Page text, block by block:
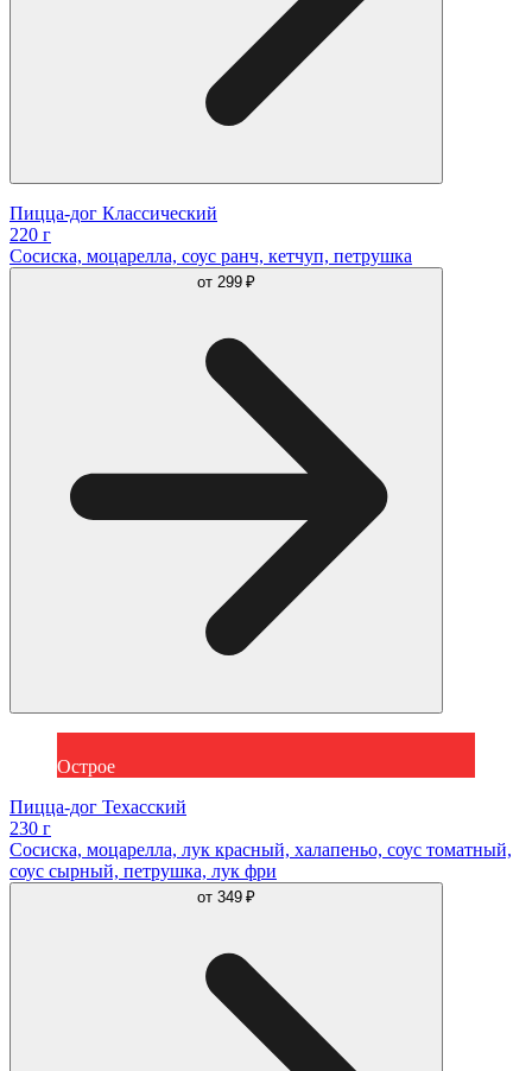
Пицца-дог Классический
220 г
Сосиcка, моцарелла, соус ранч, кетчуп, петрушка
от 299 ₽
Острое
Пицца-дог Техасский
230 г
Сосиcка, моцарелла, лук красный, халапеньо, соус томатный,
соус сырный, петрушка, лук фри
от 349 ₽